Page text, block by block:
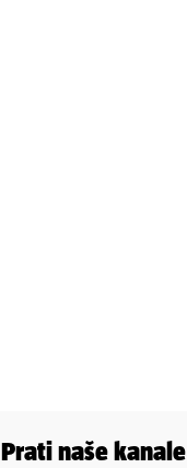
Prati naše kanale